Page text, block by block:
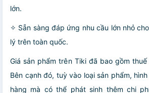
lớn.
✧ Sẵn sàng đáp ứng nhu cầu lớn nhỏ
lý trên toàn quốc.
Giá sản phẩm trên Tiki đã bao gồm
Bên cạnh đó, tuỳ vào loại sản phẩm,
hàng mà có thể phát sinh thêm chi